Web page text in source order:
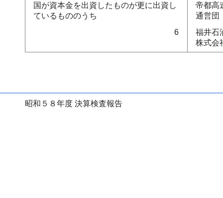
国が資本金を出資したものが更に出資し
ているもののうち
6
帝都高
通営団
福井石
株式会
昭和５８年度 決算検査報告